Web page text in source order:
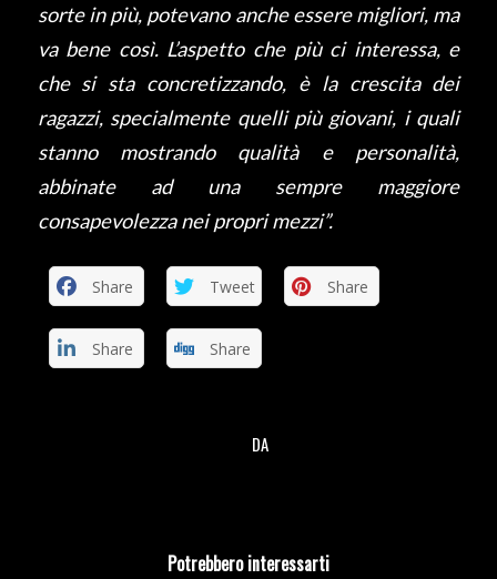
sorte in più, potevano anche essere migliori, ma
va bene così. L’aspetto che più ci interessa, e
che si sta concretizzando, è la crescita dei
ragazzi, specialmente quelli più giovani, i quali
stanno mostrando qualità e personalità,
abbinate ad una sempre maggiore
consapevolezza nei propri mezzi”.
Share Tweet Share
Share Share
DA
Potrebbero interessarti